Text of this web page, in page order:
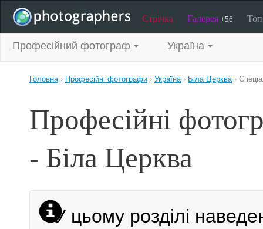
Стрічка Галерея +56
Професійний фотограф Україна
Головна› Професійні фотографи › Україна› Біла Церква›
Професійні
- Біла Церква
У цьому розділі